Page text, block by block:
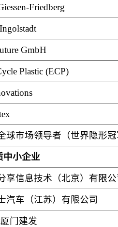
Friedberg
GmbH
Plastic (ECP)
球市场领导者（世界隐形
中小企业
享信息技术（北京）有限
汽车（江苏）有限公司
厦门建发